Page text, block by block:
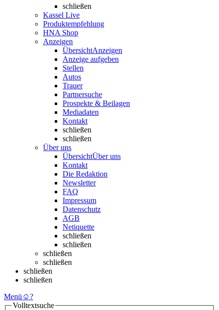
schließen
Kassel Live
Produktempfehlung
HNA Shop
Anzeigen
ÜbersichtAnzeigen
Anzeige aufgeben
Stellen
Autos
Trauer
Partnersuche
Prospekte & Beilagen
Mediadaten
Kontakt
schließen
schließen
Über uns
ÜbersichtÜber uns
Kontakt
Die Redaktion
Newsletter
FAQ
Impressum
Datenschutz
AGB
Netiquette
schließen
schließen
schließen
schließen
schließen
schließen
Menü ☺?
Volltextsuche